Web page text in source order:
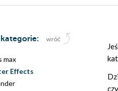
wróć
max
Effects